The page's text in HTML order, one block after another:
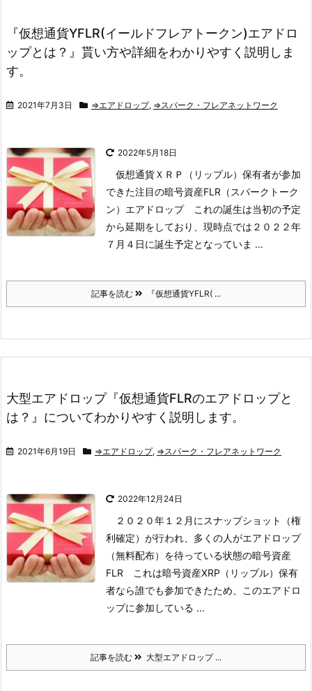
『仮想通貨YFLR(イールドフレアトークン)エアドロ
ップとは？』貰い方や詳細をわかりやすく説明しま
す。
2021年7月3日 ⇒エアドロップ, ⇒スパーク・フレアネットワーク
2022年5月18日
仮想通貨ＸＲＰ（リップル）保有者が参加
できた注目の暗号資産FLR（スパークトーク
ン）エアドロップこれの誕生は当初の予定
から延期をしており、現時点では ２０２２年
７月４日に誕生予定となっていま ...
記事を読む 『仮想通貨YFLR( ...
大型エアドロップ『仮想通貨FLRのエアドロップと
は？』についてわかりやすく説明します。
2021年6月19日 ⇒エアドロップ, ⇒スパーク・フレアネットワーク
2022年12月24日
２０２０年１２月にスナップショット（権
利確定）が行われ、多くの人がエアドロップ
（無料配布）を待っている状態の暗号資産
FLR これは暗号資産XRP（リップル）保有
者なら誰でも参加できたため、このエアドロ
ップに参加している ...
記事を読む 大型エアドロップ ...